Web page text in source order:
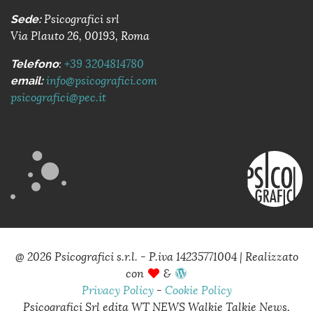
Sede:Psicografici srl
Via Plauto 26, 00193, Roma
Telefono: +39 3204814780
email:info@psicografici.com
psicografici@pec.it
@ 2026 Psicografici s.r.l. - P.iva 14235771004 | Realizzato
con
&
Privacy Policy- Cookie Policy
Psicografici Srl edita WT NEWS Walkie Talkie News,